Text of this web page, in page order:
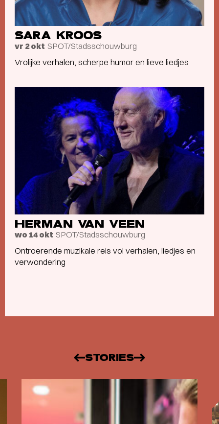
SARA KROOS
vr 2 okt SPOT/Stadsschouwburg
Vrolijke verhalen, scherpe humor en lieve liedjes
HERMAN VAN VEEN
wo 14 okt SPOT/Stadsschouwburg
Ontroerende muzikale reis vol verhalen, liedjes en
verwondering
STORIES